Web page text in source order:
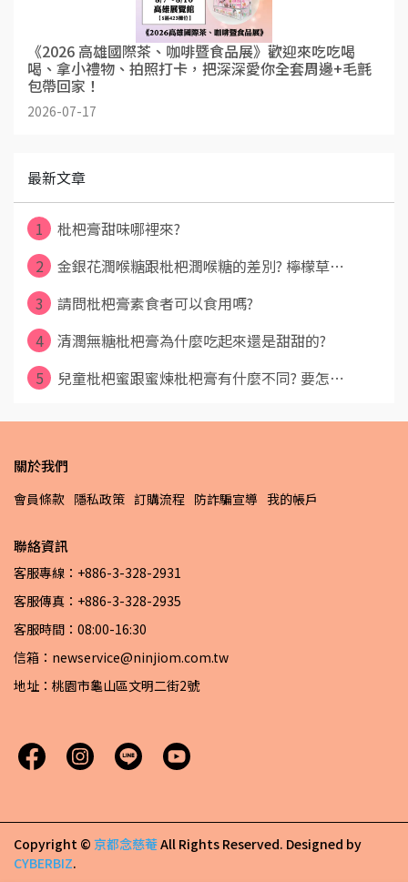
《2026 高雄國際茶、咖啡暨食品展》歡迎來吃吃喝
喝、拿小禮物、拍照打卡，把深深愛你全套周邊+毛氈
包帶回家！
2026-07-17
最新文章
1
枇杷膏甜味哪裡來?
2
金銀花潤喉糖跟枇杷潤喉糖的差別? 檸檬草⋯
3
請問枇杷膏素食者可以食用嗎?
4
清潤無糖枇杷膏為什麼吃起來還是甜甜的?
5
兒童枇杷蜜跟蜜煉枇杷膏有什麼不同? 要怎⋯
關於我們
會員條款 隱私政策 訂購流程 防詐騙宣導 我的帳戶
聯絡資訊
客服專線：+886-3-328-2931
客服傳真：+886-3-328-2935
客服時間：08:00-16:30
信箱：newservice@ninjiom.com.tw
地址：桃園市龜山區文明二街2號
Copyright © 京都念慈菴All Rights Reserved. Designed by
CYBERBIZ.